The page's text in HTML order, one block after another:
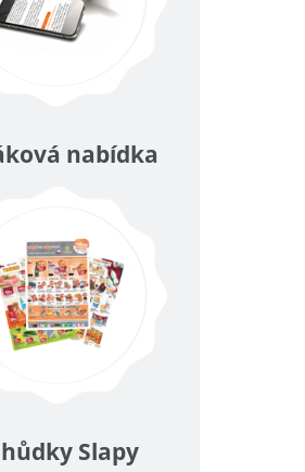
nabídka
Slapy